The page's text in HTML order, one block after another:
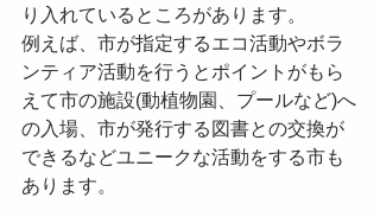
り入れているところがあります。
例えば、市が指定するエコ活動やボラ
ンティア活動を行うとポイントがもら
えて市の施設(動植物園、プールなど)へ
の入場、市が発行する図書との交換が
できるなどユニークな活動をする市も
あります。